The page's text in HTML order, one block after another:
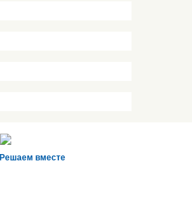
Решаем вместе